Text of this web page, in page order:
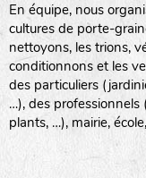
En équipe, nous
cultures de porte-
nettoyons, les trions,
conditionnons et les
des particuliers
…), des professionnels
plants, …), mairie,